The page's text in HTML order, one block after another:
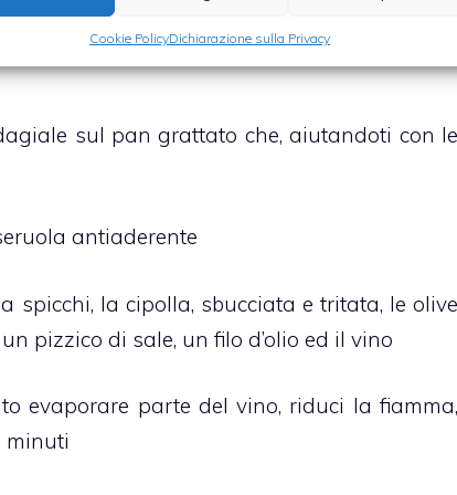
Cookie PolicyDichiarazione sulla Privacy
sul pan grattato che, aiutandoti con le
antiaderente
spicchi, la cipolla, sbucciata e tritata, le olive
pizzico di sale, un filo d’olio ed il vino
evaporare parte del vino, riduci la fiamma,
minuti